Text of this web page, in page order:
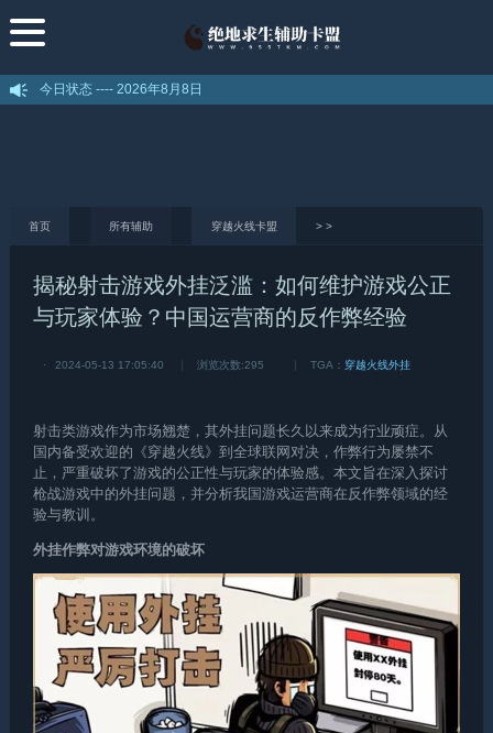
今日状态 ----2026年8月8日
首页 >
所有辅助 >
穿越火线卡盟
揭秘射击游戏外挂泛滥：如何维护游戏公正
与玩家体验？中国运营商的反作弊经验
· 2024-05-13 17:05:40 浏览次数:295 TGA： 穿越火线外挂
射击类游戏作为市场翘楚，其外挂问题长久以来成为行业顽症。从
国内备受欢迎的《穿越火线》到全球联网对决，作弊行为屡禁不
止，严重破坏了游戏的公正性与玩家的体验感。本文旨在深入探讨
枪战游戏中的外挂问题，并分析我国游戏运营商在反作弊领域的经
验与教训。
外挂作弊对游戏环境的破坏